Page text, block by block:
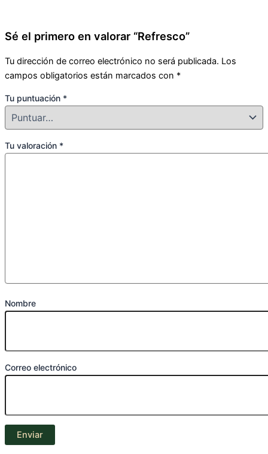
Sé el primero en valorar “Refresco”
Tu dirección de correo electrónico no será publicada. Los
campos obligatorios están marcados con *
Tu puntuación *
Tu valoración *
Nombre
Correo electrónico